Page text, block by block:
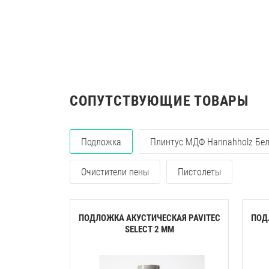
СОПУТСТВУЮЩИЕ ТОВАРЫ
Подложка Плинтус МДФ Hannahholz
Очистители пены Пистолеты
ПОДЛОЖКА АКУСТИЧЕСКАЯ PAVITEC
SELECT 2 ММ